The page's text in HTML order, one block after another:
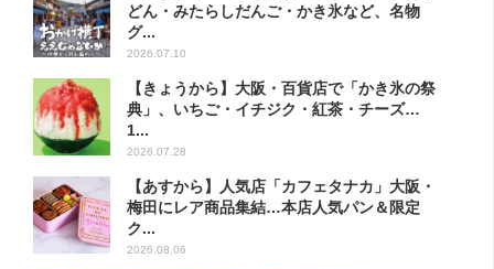
どん・みたらしだんご・かき氷など、名物
グ...
2026.07.10
【きょうから】大阪・百貨店で「かき氷の祭
典」、いちご・イチジク・紅茶・チーズ…
1...
2026.07.28
【あすから】人気店「カフェタナカ」大阪・
梅田にレア商品集結…本店人気パン＆限定
ク...
2026.08.06